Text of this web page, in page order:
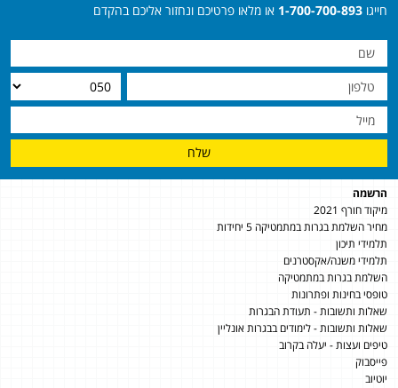
חייגו 1-700-700-893 או מלאו פרטיכם ונחזור אליכם בהקדם
שלח
הרשמה
מיקוד חורף 2021
מחיר השלמת בגרות במתמטיקה 5 יחידות
תלמידי תיכון
תלמידי משנה/אקסטרנים
השלמת בגרות במתמטיקה
טופסי בחינות ופתרונות
שאלות ותשובות - תעודת הבגרות
שאלות ותשובות - לימודים בבגרות אונליין
טיפים ועצות - יעלה בקרוב
פייסבוק
יוטיוב